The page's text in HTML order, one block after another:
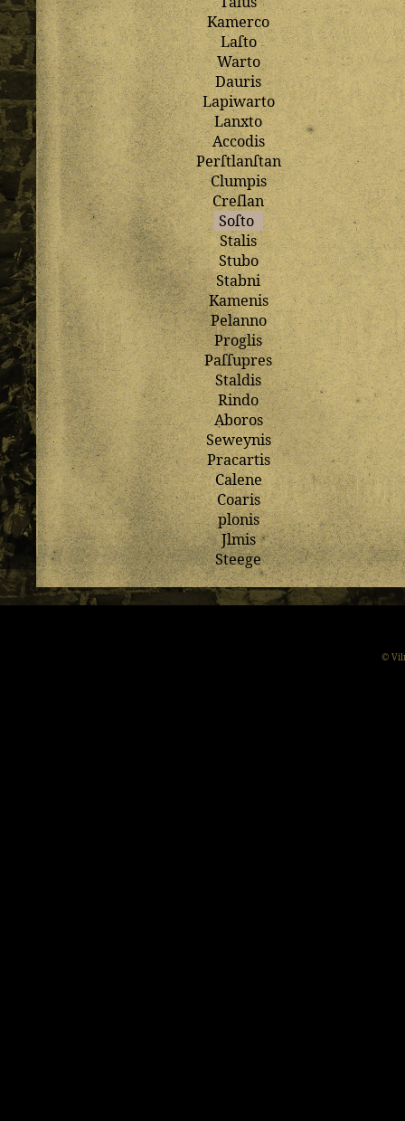
Kamerco
Laſto
Warto
Dauris
Lapiwarto
Lanxto
Accodis
Perſtlanſtan
Clumpis
Creſlan
Soſto
Stalis
Stubo
Stabni
Kamenis
Pelanno
Proglis
Paſſupres
Staldis
Rindo
Aboros
Seweynis
Pracartis
Calene
Coaris
plonis
Jlmis
Steege
©